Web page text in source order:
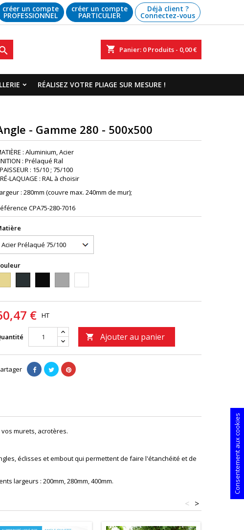
Déjà client ?
Connectez-vous
créer un compte
PARTICULIER
créer un compte
PROFESSIONNEL
shopping_cart Panier: 0Produits - 0,00 €
RÉALISEZ VOTRE PLIAGE SUR MESURE !
- Gamme 280 - 500x500
: Aluminium, Acier
: Prélaqué Ral
: 15/10 ; 75/100
LAQUAGE : RAL à choisir
: 280mm (couvre max. 240mm de mur);
CPA75-280-7016
€ HT
 Ajouter au panier
murets, acrotères.
éclisses et embout qui permettent de faire l'étanchéité et de
largeurs : 200mm, 280mm, 400mm.
>
<
Consentement aux cookies